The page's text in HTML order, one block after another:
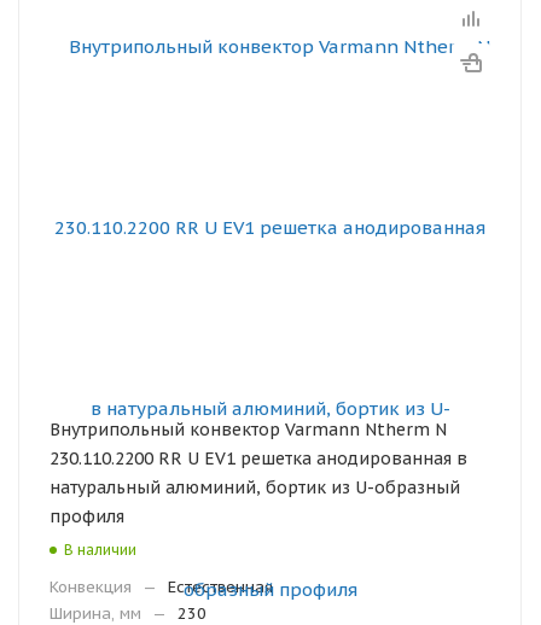
Внутрипольный конвектор Varmann Ntherm N
230.110.2200 RR U EV1 решетка анодированная в
натуральный алюминий, бортик из U-образный
профиля
В наличии
Конвекция —
Естественная
Ширина, мм
—
230